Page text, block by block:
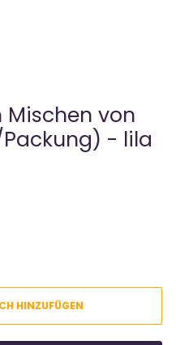
Mischen von
- lila
HINZUFÜGEN